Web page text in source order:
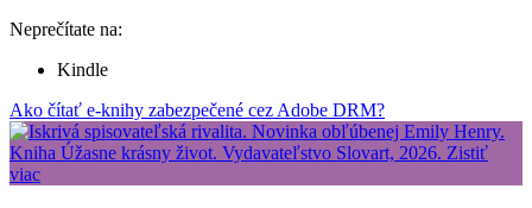
Neprečítate na:
Kindle
Ako čítať e-knihy zabezpečené cez Adobe DRM?